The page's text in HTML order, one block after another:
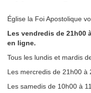
Église la Foi Apostolique
Les vendredis de 21h00
en ligne.
Tous les lundis et mardis
Les mercredis de 21h00 à
Les samedis de 10h00 à